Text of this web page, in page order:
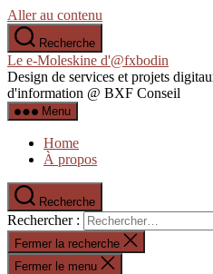
Aller au contenu
Recherche
Le e-Moleskine d'@fxbodin
Design de services et projets
d'information @ BXF Conseil
Menu
Home
À propos
Recherche
Rechercher :
Fermer la recherche
Fermer le menu